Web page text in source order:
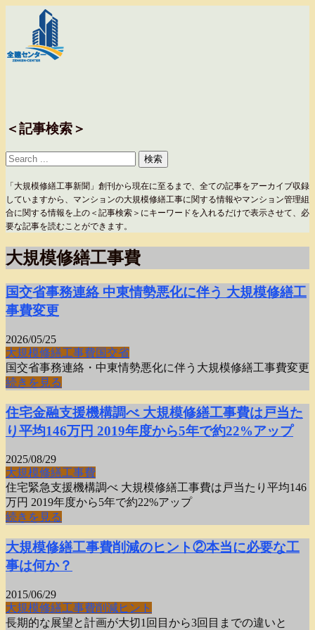
＜記事検索＞
「大規模修繕工事新聞」創刊から現在に至るまで、全ての記事をアーカイブ収録
していますから、マンションの大規模修繕工事に関する情報やマンション管理組
合に関する情報を上の＜記事検索＞にキーワードを入れるだけで表示させて、必
要な記事を読むことができます。
大規模修繕工事費
国交省事務連絡 中東情勢悪化に伴う 大規模修繕工
事費変更
2026/05/25
大規模修繕工事費国交省
国交省事務連絡・中東情勢悪化に伴う大規模修繕工事費変更
続きを見る
住宅金融支援機構調べ 大規模修繕工事費は戸当た
り平均146万円 2019年度から5年で約22%アップ
2025/08/29
大規模修繕工事費
住宅緊急支援機構調べ 大規模修繕工事費は戸当たり平均146
万円 2019年度から5年で約22%アップ
続きを見る
大規模修繕工事費削減のヒント②本当に必要な工
事は何か？
2015/06/29
大規模修繕工事費削減ヒント
長期的な展望と計画が大切1回目から3回目までの違いと